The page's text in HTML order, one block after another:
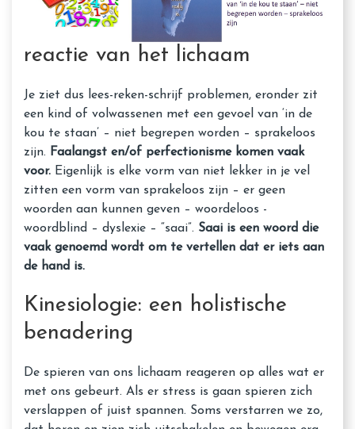
reactie van het lichaam
Je ziet dus lees-reken-schrijf problemen, eronder zit
een kind of volwassenen met een gevoel van ‘in de
kou te staan’ – niet begrepen worden – sprakeloos
zijn. Faalangst en/of perfectionisme komen vaak
voor. Eigenlijk is elke vorm van niet lekker in je vel
zitten een vorm van sprakeloos zijn – er geen
woorden aan kunnen geven – woordeloos -
woordblind – dyslexie – “saai”. Saai is een woord die
vaak genoemd wordt om te vertellen dat er iets aan
de hand is.
Kinesiologie: een holistische
benadering
De spieren van ons lichaam reageren op alles wat er
met ons gebeurt. Als er stress is gaan spieren zich
verslappen of juist spannen. Soms verstarren we zo,